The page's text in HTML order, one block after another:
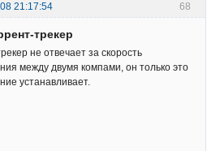
68
21:17:54
трекер
не отвечает за скорость
между двумя компами, он только это
устанавливает.